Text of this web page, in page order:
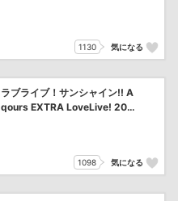
1130 気になる
ラブライブ！サンシャイン!! A
qours EXTRA LoveLive! 202
1098 気になる